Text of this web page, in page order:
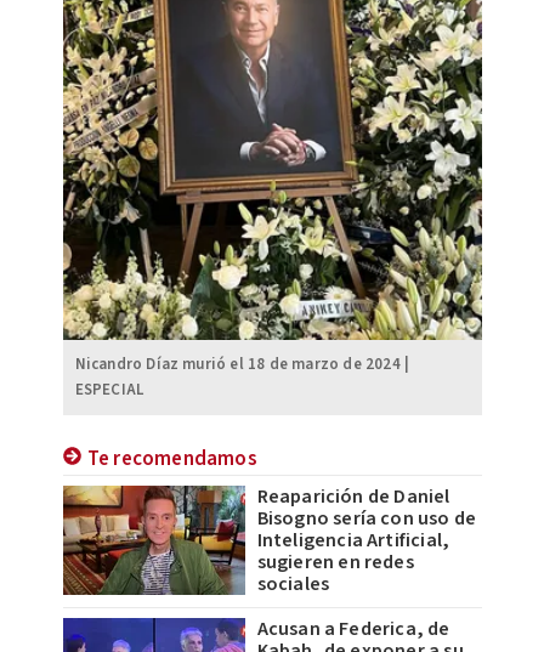
Nicandro Díaz murió el 18 de marzo de 2024 |
ESPECIAL
Te recomendamos
Reaparición de Daniel
Bisogno sería con uso de
Inteligencia Artificial,
sugieren en redes
sociales
Acusan a Federica, de